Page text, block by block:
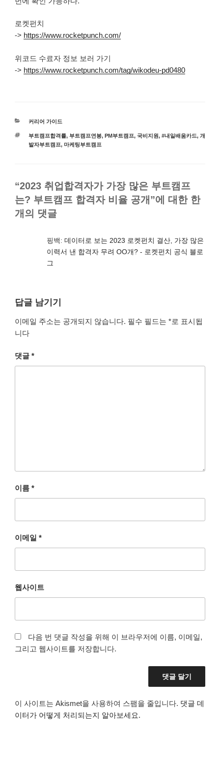
로켓펀치
-> https://www.rocketpunch.com/
위코드 수료자 정보 보러 가기
-> https://www.rocketpunch.com/tag/wikodeu-pd0480
카
고
리
커리어 가이드
태
그
부트캠프합격률, 부트캠프연봉, PM부트캠프, 국비지원, #내일배움카드, 개
발자부트캠프, 마케팅부트캠프
“2023 취업합격자가 가장 많은 부트캠프
는? 부트캠프 합격자 비율 공개”에 대한 한
개의 댓글
핑백: 데이터로 보는 2023 로켓펀치 결산, 가장 많은
이력서 낸 합격자 무려 OO개? - 로켓펀치 공식 블로
그
답글 남기기
이메일 주소는 공개되지 않습니다. 필수 필드는 *로 표시됩
니다
댓글 *
이름 *
이메일 *
웹사이트
다음 번 댓글 작성을 위해 이 브라우저에 이름, 이메일,
그리고 웹사이트를 저장합니다.
이 사이트는 Akismet을 사용하여 스팸을 줄입니다. 댓글 데
이터가 어떻게 처리되는지 알아보세요.